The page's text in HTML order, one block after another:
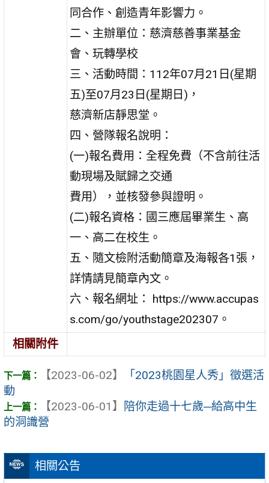
相關公告
同合作、創造青年影響力。
二、主辦單位：慈濟慈善事業基金
會、玩轉學校
三、活動時間：112年07月21日(星期
五)至07月23日(星期日)，
慈濟新店靜思堂。
四、營隊報名說明：
(一)報名費用：全程免費（不含前往活
動現場及賦歸之交通
費用），並核發參與證明。
(二)報名資格：國三應屆畢業生、高
一、高二在校生。
五、隨文檢附活動簡章及海報各1張，
詳情請見簡章內文。
六、報名網址： https://www.accupas
s.com/go/youthstage202307。
相關附件
【2023-06-02】
「2023桃園星人秀」徵選活
動
【2023-06-01】
陪你走過十七歲─給高中生
的洞識營